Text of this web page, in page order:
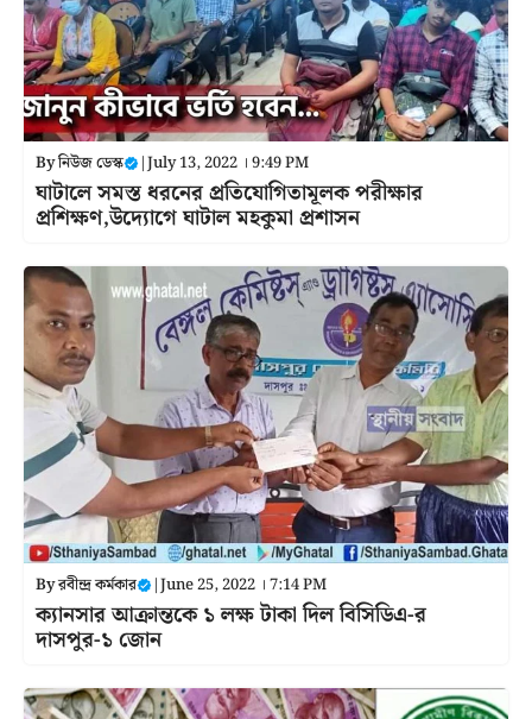
Byনিউজ ডেস্ক |July 13, 2022 । 9:49 PM
ঘাটালে সমস্ত ধরনের প্রতিযোগিতামূলক পরীক্ষার
প্রশিক্ষণ,উদ্যোগে ঘাটাল মহকুমা প্রশাসন
Byরবীন্দ্র কর্মকার |June 25, 2022 । 7:14 PM
ক্যানসার আক্রান্তকে ১ লক্ষ টাকা দিল বিসিডিএ-র
দাসপুর-১ জোন